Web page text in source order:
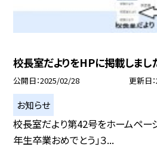
校長室だよりをHPに掲載しまし
公開日 2025/02/28 更新日
お知らせ
校長室だより第42号をホームページ
年生卒業おめでとう」３...